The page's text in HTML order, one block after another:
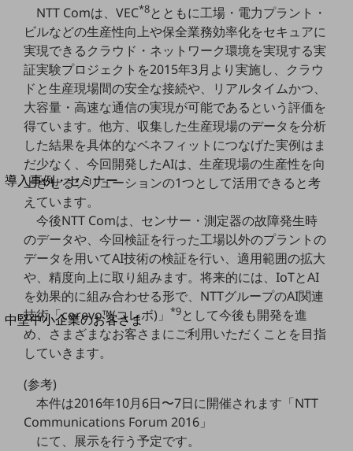
運用保守・故障紛失サポート
回線・ネットワーク
お手続き
別ウィンドウで開きます
サービスをご利用中のお客さま
導入事例・セミナー
導入事例TOP
最新の導入事例や注目の導入事例をご紹介します
セミナー
開催・出展する各種セミナー、イベント情報をご紹介します
別ウィンドウで開きます
中堅中小企業のお客さま
NTTドコモビジネスウォッチ
ビジネスお役立ち情報
旬な話題やお役立ち資料などDXの課題を
解決するヒントをお届けする記事サイト
新着記事
お役立ち資料ダウンロード
トレンド記事特集
NTT Comは、VEC*8とともに工場・電力プラント・
ビルなどの生産性向上や保全業務効率化をセキュアに
実現できるクラウド・ネットワーク環境を実現する実
証実験プロジェクトを2015年3月より実施し、クラウ
ドと生産現場間の安全な接続や、リアルタイムかつ、
大容量・高速な通信の実現が可能であるという評価を
得ています。他方、収集した生産現場のデータを分析
した結果を具体的なベネフィットにつなげた実例はま
だ少なく、今回開発したAIは、生産現場の生産性を向
上させるソリューションの1つとして活用できると考
えています。
今後NTT Comは、センサー・測定器の故障発生時
のデータや、今回検証を行った工場以外のプラントの
データを用いてAI技術の検証を行い、適用範囲の拡大
や、精度向上に取り組みます。将来的には、IoTとAI
を効果的に組み合わせる形で、NTTグループのAI関連
技術「corevo™(コレボ)」*9として今後も開発を進
め、さまざまなお客さまにご利用いただくことを目指
していきます。
(参考)
本件は2016年10月6日〜7日に開催されます「NTT
Communications Forum 2016」
にて、展示を行う予定です。